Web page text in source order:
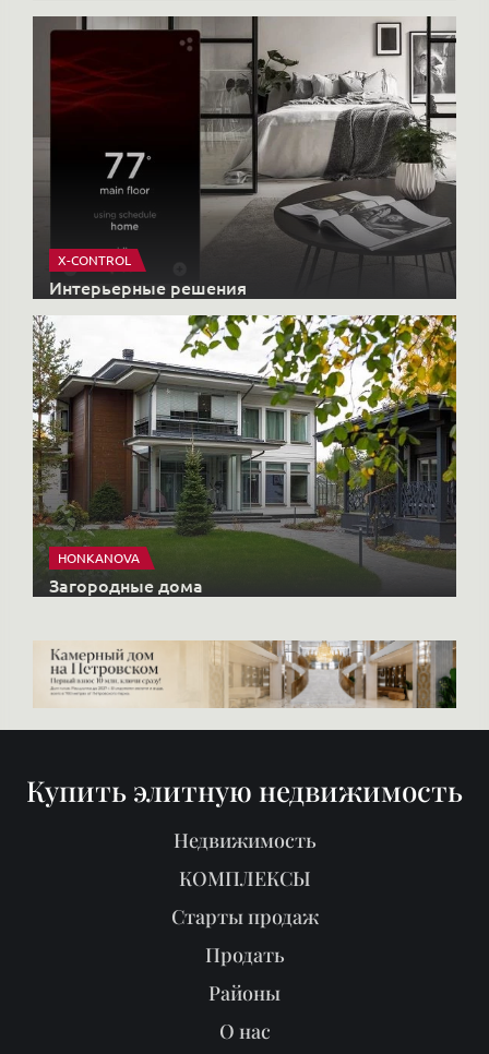
X-CONTROL
Интерьерные решения
HONKANOVA
Загородные дома
Купить элитную недвижимость
Недвижимость
КОМПЛЕКСЫ
Старты продаж
Продать
Районы
О нас